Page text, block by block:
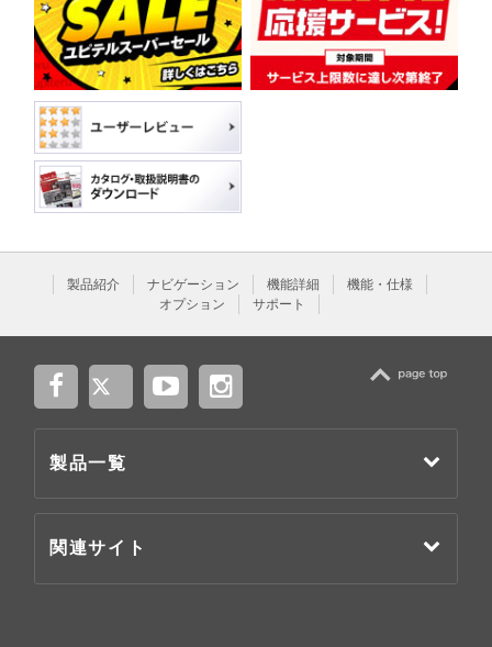
製品紹介 ナビゲーション 機能詳細
機能・仕様
オプション
サポート
製品一覧
関連サイト